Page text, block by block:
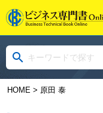
HOME> 原田 泰